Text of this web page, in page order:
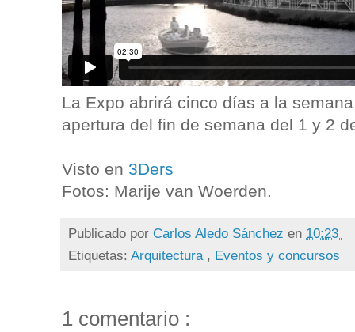
La Expo abrirá cinco días a la
apertura del fin de semana del 1 y 2
Visto en 3Ders
Fotos: Marije van Woerden.
Publicado por Carlos Aledo Sánchez en 10:23
Etiquetas: Arquitectura , Eventos y concursos
1 comentario :